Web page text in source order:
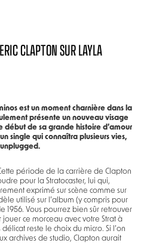
CLAPTON SUR LAYLA
est un moment charnière dans la
présente un nouveau visage
début de sa grande histoire d’amour
single qui connaîtra plusieurs vies,
période de la carrière de Clapton
pour la Stratocaster, lui qui,
exprimé sur scène comme sur
utilisé sur l’album (y compris pour
1956. Vous pourrez bien sûr retrouver
ce morceau avec votre Strat à
reste le choix du micro. Si l’on
archives de studio, Clapton aurait